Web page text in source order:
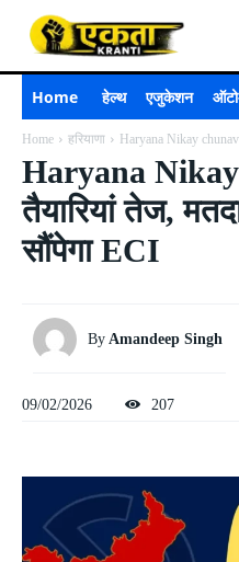
Home हेल्थ एजुकेशन
Home हरियाणा Haryana Nikay
Haryana
तैयारियां तेज,
सौंपेगा ECI
By Amandeep Singh
09/02/2026 207